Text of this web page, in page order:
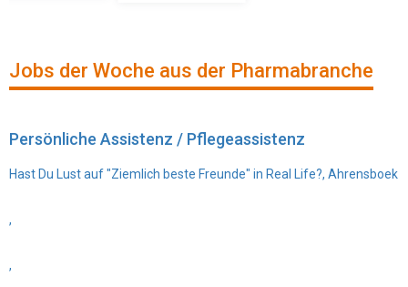
Jobs der Woche aus der Pharmabranche
Persönliche Assistenz / Pflegeassistenz
Hast Du Lust auf "Ziemlich beste Freunde" in Real Life?, Ahrensboek
,
,